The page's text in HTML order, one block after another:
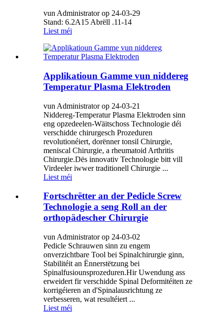
vun Administrator op 24-03-29
Stand: 6.2A15 Abrëll .11-14
Liest méi
Applikatioun Gamme vun niddereg
Temperatur Plasma Elektroden
vun Administrator op 24-03-21
Niddereg-Temperatur Plasma Elektroden sinn
eng opzedeelen-Wäitschoss Technologie déi
verschidde chirurgesch Prozeduren
revolutionéiert, dorënner tonsil Chirurgie,
meniscal Chirurgie, a rheumatoid Arthritis
Chirurgie.Dës innovativ Technologie bitt vill
Virdeeler iwwer traditionell Chirurgie ...
Liest méi
Fortschrëtter an der Pedicle Screw
Technologie a seng Roll an der
orthopädescher Chirurgie
vun Administrator op 24-03-02
Pedicle Schrauwen sinn zu engem
onverzichtbare Tool bei Spinalchirurgie ginn,
Stabilitéit an Ënnerstëtzung bei
Spinalfusiounsprozeduren.Hir Uwendung ass
erweidert fir verschidde Spinal Deformitéiten ze
korrigéieren an d'Spinalausrichtung ze
verbesseren, wat resultéiert ...
Liest méi